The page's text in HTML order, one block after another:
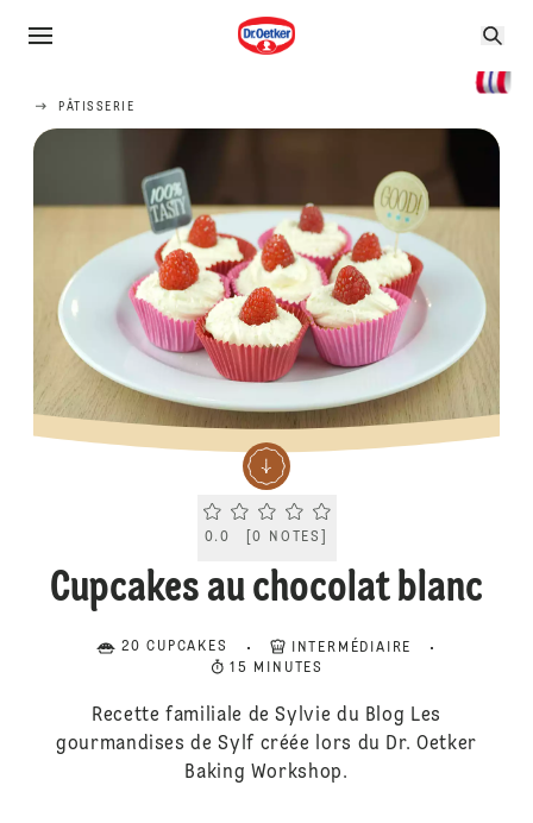
PÂTISSERIE
Current rating 0.0. Click to rate.
0.0 [0 NOTES
Cupcakes au chocolat blanc
20 CUPCAKES
INTERMÉDIAIRE
15 MINUTES
Recette familiale de Sylvie du Blog Les
gourmandises de Sylf créée lors du Dr. Oetker
Baking Workshop.